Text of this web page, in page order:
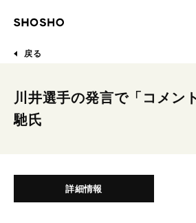
戻る
川井選手の発言で「コメン
馳氏
詳細情報